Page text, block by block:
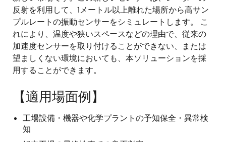
反射を利用して、1メートル以上離れた場所から高サン
プルレートの振動センサーをシミュレートします。 こ
れにより、温度や狭いスペースなどの理由で、従来の
加速度センサーを取り付けることができない、または
望ましくない環境においても、本ソリューションを採
用することができます。
【適用場面例】
工場設備・機器や化学プラントの予知保全・異常検
知